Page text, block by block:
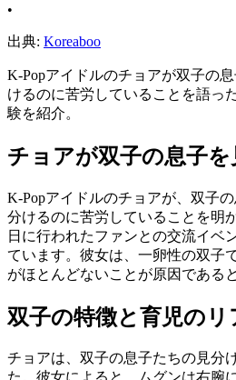
•
出典: Koreaboo
K-Popアイドルのチョアが双子の
けるのに苦労していることを語っ
験を紹介。
チョアが双子の息子
K-Popアイドルのチョアが、双子
分けるのに苦労していることを明
日に行われたファンとの交流イベ
ています。彼女は、一卵性の双子
がほとんどないことが原因である
双子の特徴と育児のリ
チョアは、双子の息子たちの見分